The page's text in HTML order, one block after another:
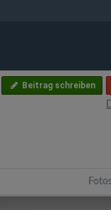
Beitrag schreiben